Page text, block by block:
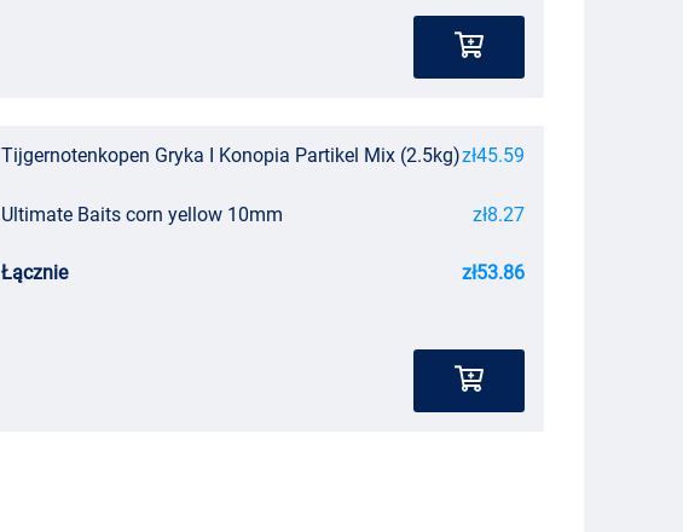
Tijgernotenkopen Gryka I Konopia Partikel Mix (2.5kg)zł45.59
Ultimate Baits corn yellow 10mm zł8.27
Łącznie zł53.86